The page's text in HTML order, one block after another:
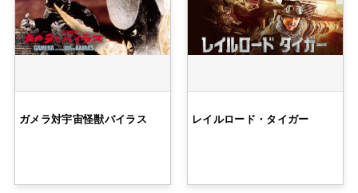
ガメラ対宇宙怪獣バイラス レイルロード・タイガー